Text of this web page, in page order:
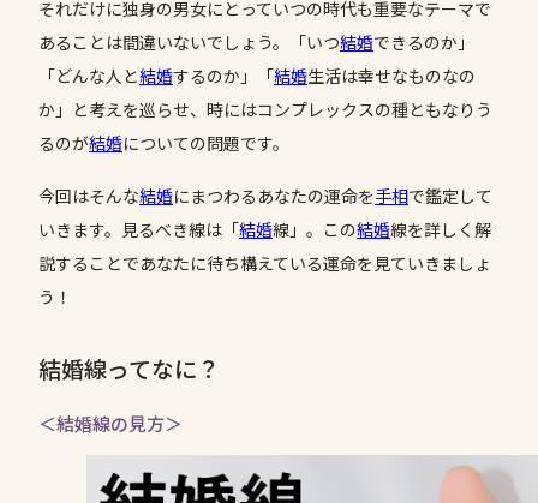
それだけに独身の男女にとっていつの時代も重要なテーマで
あることは間違いないでしょう。「いつ結婚できるのか」
「どんな人と結婚するのか」「結婚生活は幸せなものなの
か」と考えを巡らせ、時にはコンプレックスの種ともなりう
るのが結婚についての問題です。
今回はそんな結婚にまつわるあなたの運命を手相で鑑定して
いきます。見るべき線は「結婚線」。この結婚線を詳しく解
説することであなたに待ち構えている運命を見ていきましょ
う！
結婚線ってなに？
＜結婚線の見方＞